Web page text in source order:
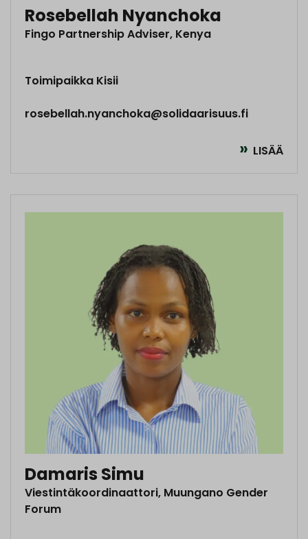
Rosebellah Nyanchoka
Fingo Partnership Adviser, Kenya
Toimipaikka Kisii
rosebellah.nyanchoka@solidaarisuus.fi
LISÄÄ
Damaris Simu
Viestintäkoordinaattori, Muungano Gender
Forum